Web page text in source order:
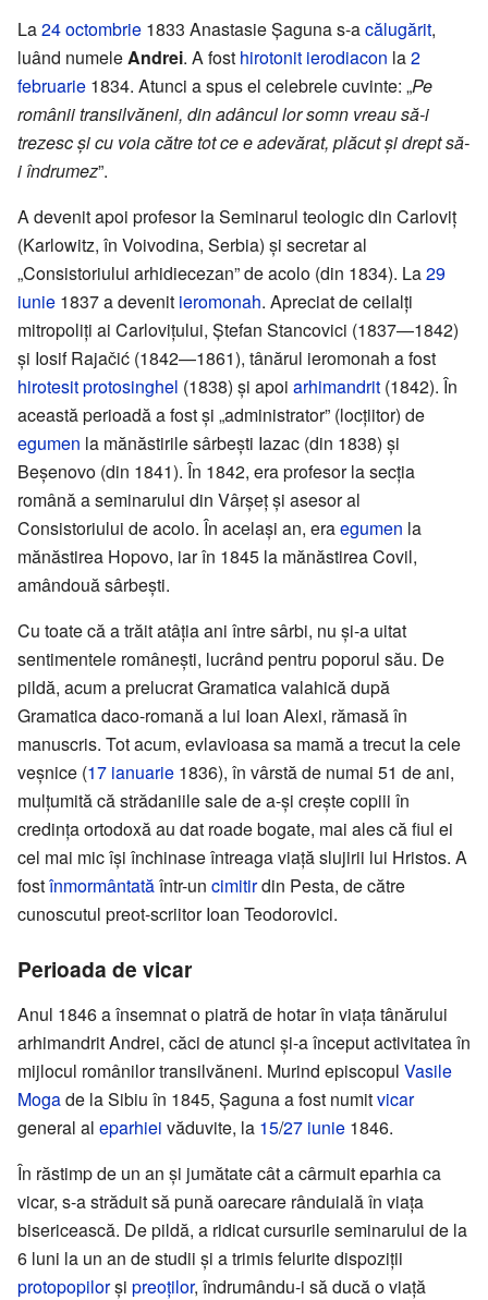
La24 octombrie 1833 Anastasie Șaguna s-acălugărit,
luând numeleAndrei. A fost hirotonit ierodiacon la2
februarie 1834. Atunci a spus el celebrele cuvinte: „Pe
românii transilvăneni, din adâncul lor somn vreau să-i
trezesc și cu voia către tot ce e adevărat, plăcut și drept să-
i îndrumez”.
A devenit apoi profesor la Seminarul teologic din Carloviț
(Karlowitz, în Voivodina, Serbia) și secretar al
„Consistoriului arhidiecezan” de acolo (din 1834). La29
iunie 1837 a devenit ieromonah. Apreciat de ceilalți
mitropoliți ai Carlovițului, Ștefan Stancovici (1837—1842)
și Iosif Rajačić (1842—1861), tânărul ieromonah a fost
hirotesitprotosinghel (1838) și apoi arhimandrit (1842). În
această perioadă a fost și „administrator” (locțiitor) de
egumen la mănăstirile sârbești Iazac (din 1838) și
Beșenovo (din 1841). În 1842, era profesor la secția
română a seminarului din Vârșeț și asesor al
Consistoriului de acolo. În același an, eraegumen la
mănăstirea Hopovo, iar în 1845 la mănăstirea Covil,
amândouă sârbești.
Cu toate că a trăit atâția ani între sârbi, nu și-a uitat
sentimentele românești, lucrând pentru poporul său. De
pildă, acum a prelucrat Gramatica valahică după
Gramatica daco-romană a lui Ioan Alexi, rămasă în
manuscris. Tot acum, evlavioasa sa mamă a trecut la cele
veșnice (17 ianuarie 1836), în vârstă de numai 51 de ani,
mulțumită că strădaniile sale de a-și crește copiii în
credința ortodoxă au dat roade bogate, mai ales că fiul ei
cel mai mic își închinase întreaga viață slujirii lui Hristos. A
fostînmormântatăîntr-un cimitirdin Pesta, de către
cunoscutul preot-scriitor Ioan Teodorovici.
Perioada de vicar
Anul 1846 a însemnat o piatră de hotar în viața tânărului
arhimandrit Andrei, căci de atunci și-a început activitatea în
mijlocul românilor transilvăneni. Murind episcopul Vasile
Mogade la Sibiu în 1845, Șaguna a fost numitvicar
general al eparhiei văduvite, la 15/27 iunie 1846.
În răstimp de un an și jumătate cât a cârmuit eparhia ca
vicar, s-a străduit să pună oarecare rânduială în viața
bisericească. De pildă, a ridicat cursurile seminarului de la
6 luni la un an de studii și a trimis felurite dispoziții
protopopilorși preoților, îndrumându-i să ducă o viață